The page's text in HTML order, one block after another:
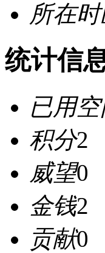
所在
统计信
已用
积分2
威望0
金钱2
贡献0